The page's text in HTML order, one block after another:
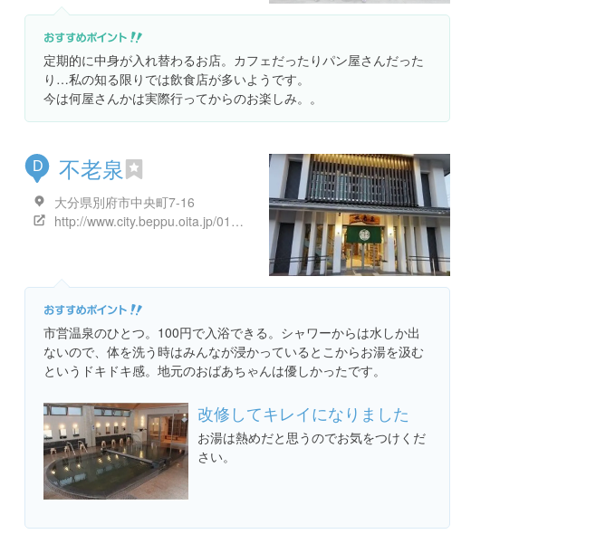
定期的に中身が入れ替わるお店。カフェだったりパン屋さんだった
り…私の知る限りでは飲食店が多いようです。
今は何屋さんかは実際行ってからのお楽しみ。。
D 不老泉
大分県別府市中央町7-16
http://www.city.beppu.oita.jp/01onsen/02shiei/05furousen/frowsen.html
市営温泉のひとつ。100円で入浴できる。シャワーからは水しか出
ないので、体を洗う時はみんなが浸かっているとこからお湯を汲む
というドキドキ感。地元のおばあちゃんは優しかったです。
改修してキレイになりました
お湯は熱めだと思うのでお気をつけくだ
さい。